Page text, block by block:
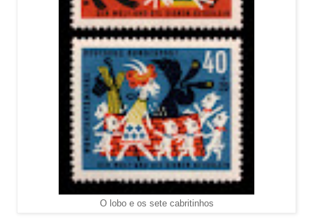
O lobo e os sete cabritinhos